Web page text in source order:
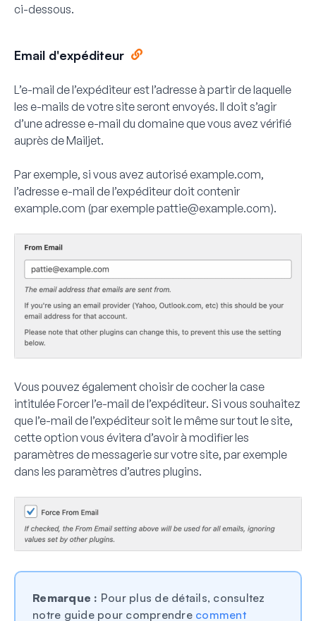
ci-dessous.
Email d'expéditeur
L’e-mail de l’expéditeur est l’adresse à partir de laquelle
les e-mails de votre site seront envoyés. Il doit s’agir
d’une adresse e-mail du domaine que vous avez vérifié
auprès de Mailjet.
Par exemple, si vous avez autoriséexample.com,
l’adresse e-mail de l’expéditeur doit contenir
example.com (par exemplepattie@example.com).
Vous pouvez également choisir de cocher la case
intituléeForcer l’e-mail de l’expéditeur. Si vous souhaitez
que l’e-mail de l’expéditeur soit le même sur tout le site,
cette option vous évitera d’avoir à modifier les
paramètres de messagerie sur votre site, par exemple
dans les paramètres d’autres plugins.
Remarque : Pour plus de détails, consultez
notre guide pour comprendre comment